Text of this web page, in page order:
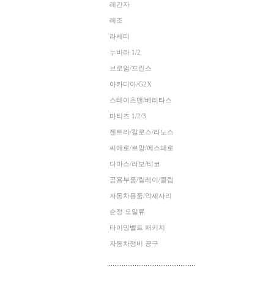
레간자
레조
라세티
누비라 1/2
브로엄/프린스
아카디아/G2X
스테이츠맨/베리타스
마티즈 1/2/3
젠트라/칼로스/라노스
씨에로/르망/에스페로
다마스/라보/티코
공용부품/릴레이/클립
자동차용품/악세사리
순정 오일류
타이밍벨트 패키지
자동차정비 공구